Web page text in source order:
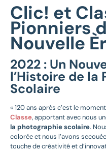
Clic! et
Pionniers
Nouvelle
2022 : Un
l’Histoire de la
Scolaire
« 120 ans après c’est le
Classe, apportant avec nous
la photographie scolaire.
colorée et nous l’avons
touche de créativité et